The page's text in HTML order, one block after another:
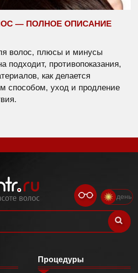
— ПОЛНОЕ ОПИСАНИЕ
волос, плюсы и минусы
подходит, противопоказания,
как делается
способом, уход и продление
день
Процедуры